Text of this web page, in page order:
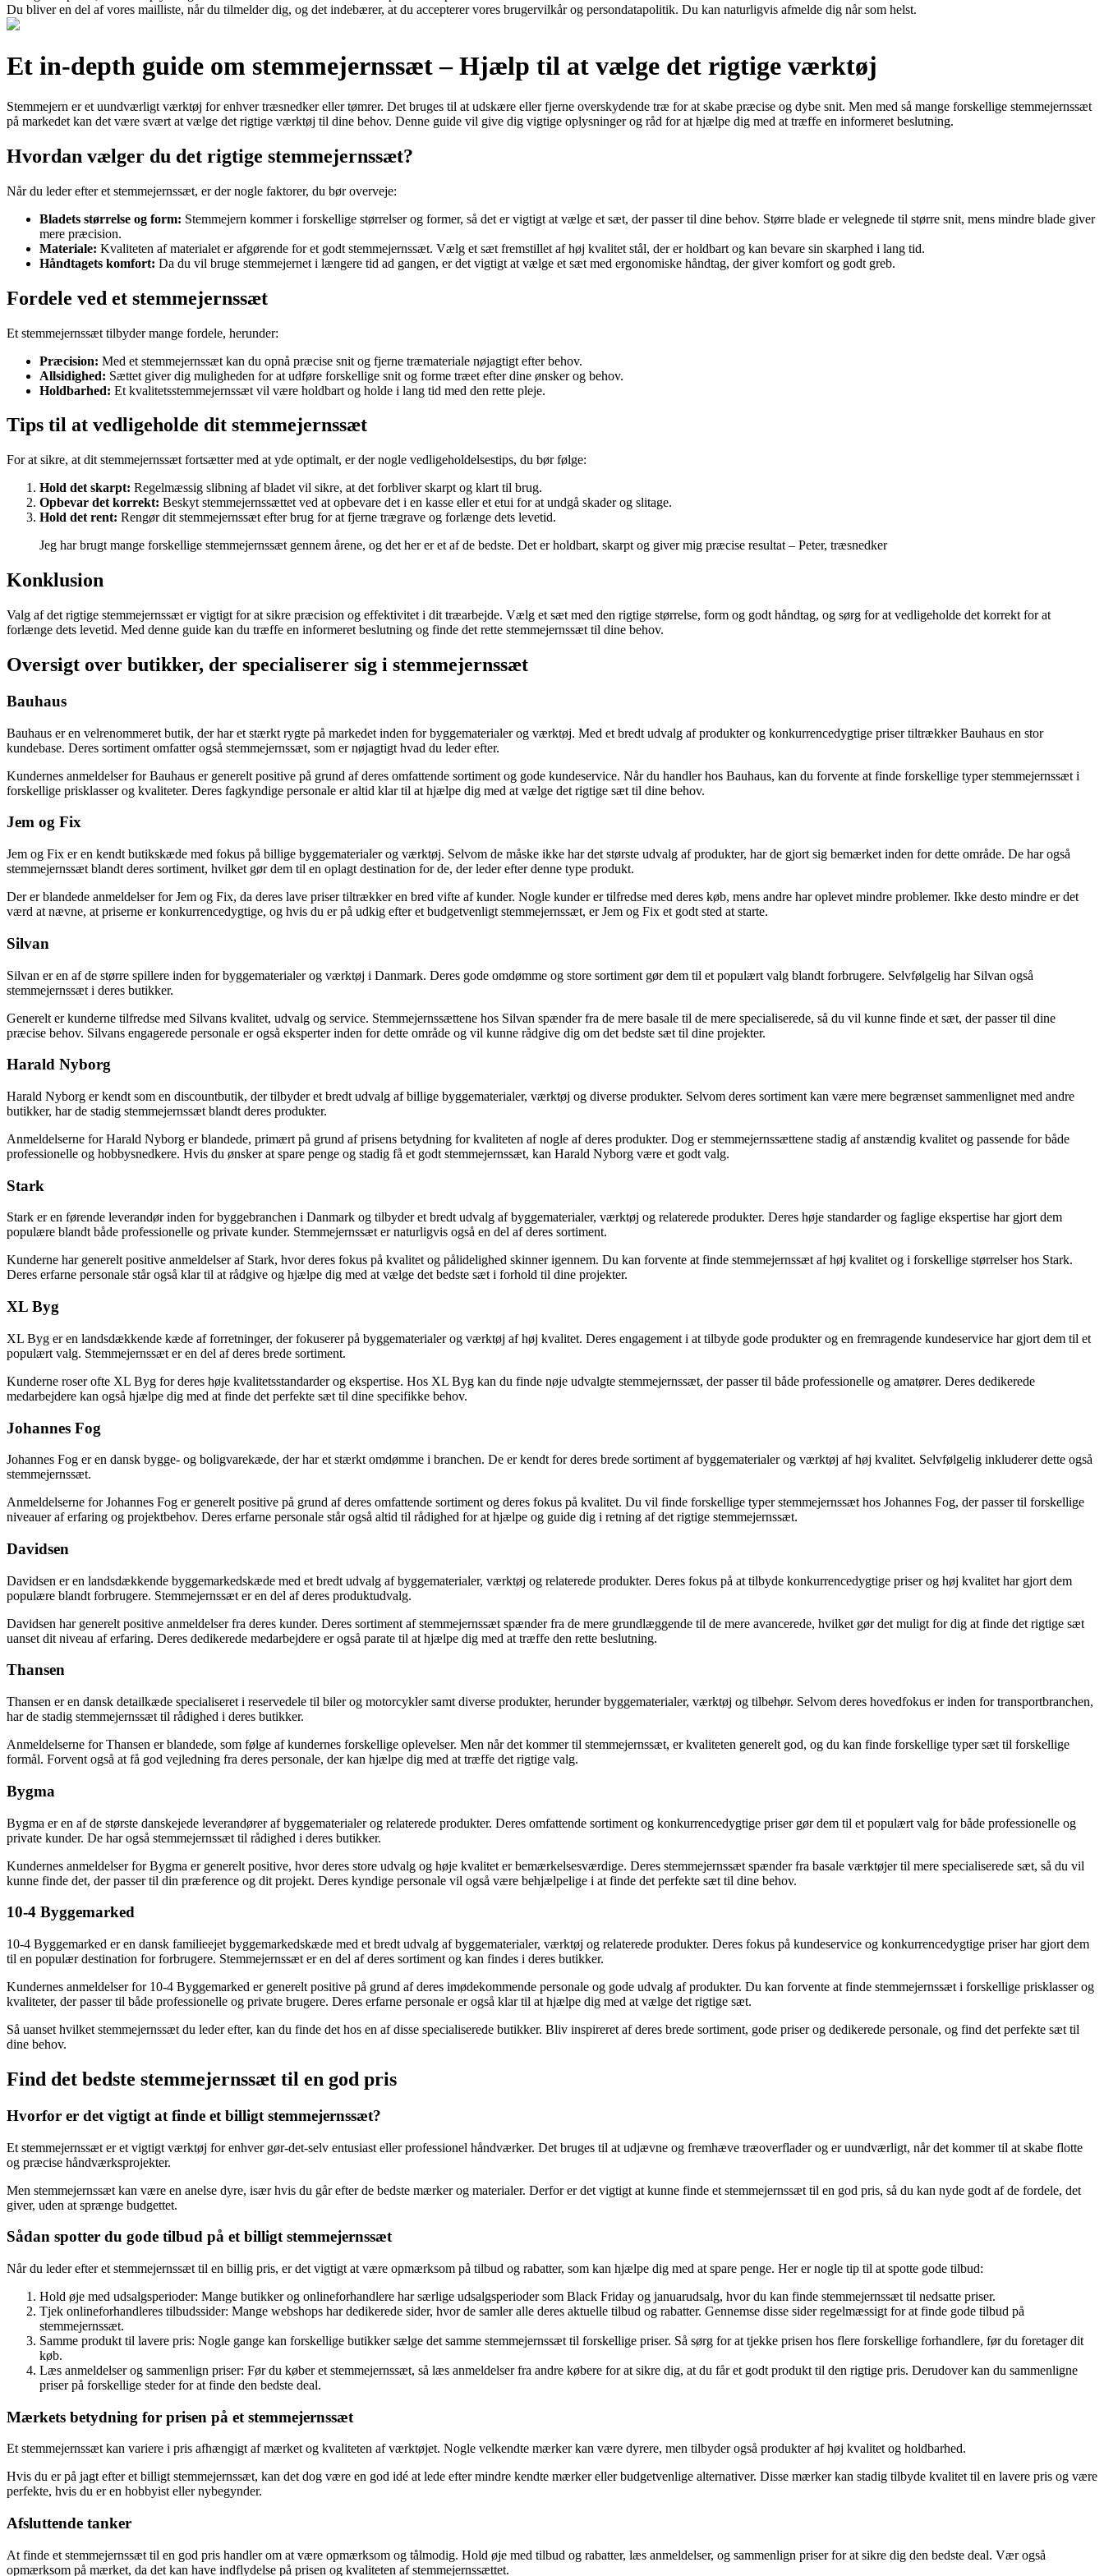
Du bliver en del af vores mailliste, når du tilmelder dig, og det indebærer, at du accepterer vores brugervilkår og persondatapolitik. Du kan naturligvis afmelde dig når som helst.
Et in-depth guide om stemmejernssæt – Hjælp til at vælge det rigtige værktøj
Stemmejern er et uundværligt værktøj for enhver træsnedker eller tømrer. Det bruges til at udskære eller fjerne overskydende træ for at skabe præcise og dybe snit. Men med så mange forskellige stemmejernssæt
på markedet kan det være svært at vælge det rigtige værktøj til dine behov. Denne guide vil give dig vigtige oplysninger og råd for at hjælpe dig med at træffe en informeret beslutning.
Hvordan vælger du det rigtige stemmejernssæt?
Når du leder efter et stemmejernssæt, er der nogle faktorer, du bør overveje:
Bladets størrelse og form: Stemmejern kommer i forskellige størrelser og former, så det er vigtigt at vælge et sæt, der passer til dine behov. Større blade er velegnede til større snit, mens mindre blade giver
mere præcision.
Materiale: Kvaliteten af materialet er afgørende for et godt stemmejernssæt. Vælg et sæt fremstillet af høj kvalitet stål, der er holdbart og kan bevare sin skarphed i lang tid.
Håndtagets komfort: Da du vil bruge stemmejernet i længere tid ad gangen, er det vigtigt at vælge et sæt med ergonomiske håndtag, der giver komfort og godt greb.
Fordele ved et stemmejernssæt
Et stemmejernssæt tilbyder mange fordele, herunder:
Præcision: Med et stemmejernssæt kan du opnå præcise snit og fjerne træmateriale nøjagtigt efter behov.
Allsidighed: Sættet giver dig muligheden for at udføre forskellige snit og forme træet efter dine ønsker og behov.
Holdbarhed: Et kvalitetsstemmejernssæt vil være holdbart og holde i lang tid med den rette pleje.
Tips til at vedligeholde dit stemmejernssæt
For at sikre, at dit stemmejernssæt fortsætter med at yde optimalt, er der nogle vedligeholdelsestips, du bør følge:
Hold det skarpt: Regelmæssig slibning af bladet vil sikre, at det forbliver skarpt og klart til brug.
Opbevar det korrekt: Beskyt stemmejernssættet ved at opbevare det i en kasse eller et etui for at undgå skader og slitage.
Hold det rent: Rengør dit stemmejernssæt efter brug for at fjerne trægrave og forlænge dets levetid.
Jeg har brugt mange forskellige stemmejernssæt gennem årene, og det her er et af de bedste. Det er holdbart, skarpt og giver mig præcise resultat – Peter, træsnedker
Konklusion
Valg af det rigtige stemmejernssæt er vigtigt for at sikre præcision og effektivitet i dit træarbejde. Vælg et sæt med den rigtige størrelse, form og godt håndtag, og sørg for at vedligeholde det korrekt for at
forlænge dets levetid. Med denne guide kan du træffe en informeret beslutning og finde det rette stemmejernssæt til dine behov.
Oversigt over butikker, der specialiserer sig i stemmejernssæt
Bauhaus
Bauhaus er en velrenommeret butik, der har et stærkt rygte på markedet inden for byggematerialer og værktøj. Med et bredt udvalg af produkter og konkurrencedygtige priser tiltrækker Bauhaus en stor
kundebase. Deres sortiment omfatter også stemmejernssæt, som er nøjagtigt hvad du leder efter.
Kundernes anmeldelser for Bauhaus er generelt positive på grund af deres omfattende sortiment og gode kundeservice. Når du handler hos Bauhaus, kan du forvente at finde forskellige typer stemmejernssæt i
forskellige prisklasser og kvaliteter. Deres fagkyndige personale er altid klar til at hjælpe dig med at vælge det rigtige sæt til dine behov.
Jem og Fix
Jem og Fix er en kendt butikskæde med fokus på billige byggematerialer og værktøj. Selvom de måske ikke har det største udvalg af produkter, har de gjort sig bemærket inden for dette område. De har også
stemmejernssæt blandt deres sortiment, hvilket gør dem til en oplagt destination for de, der leder efter denne type produkt.
Der er blandede anmeldelser for Jem og Fix, da deres lave priser tiltrækker en bred vifte af kunder. Nogle kunder er tilfredse med deres køb, mens andre har oplevet mindre problemer. Ikke desto mindre er det
værd at nævne, at priserne er konkurrencedygtige, og hvis du er på udkig efter et budgetvenligt stemmejernssæt, er Jem og Fix et godt sted at starte.
Silvan
Silvan er en af de større spillere inden for byggematerialer og værktøj i Danmark. Deres gode omdømme og store sortiment gør dem til et populært valg blandt forbrugere. Selvfølgelig har Silvan også
stemmejernssæt i deres butikker.
Generelt er kunderne tilfredse med Silvans kvalitet, udvalg og service. Stemmejernssættene hos Silvan spænder fra de mere basale til de mere specialiserede, så du vil kunne finde et sæt, der passer til dine
præcise behov. Silvans engagerede personale er også eksperter inden for dette område og vil kunne rådgive dig om det bedste sæt til dine projekter.
Harald Nyborg
Harald Nyborg er kendt som en discountbutik, der tilbyder et bredt udvalg af billige byggematerialer, værktøj og diverse produkter. Selvom deres sortiment kan være mere begrænset sammenlignet med andre
butikker, har de stadig stemmejernssæt blandt deres produkter.
Anmeldelserne for Harald Nyborg er blandede, primært på grund af prisens betydning for kvaliteten af nogle af deres produkter. Dog er stemmejernssættene stadig af anstændig kvalitet og passende for både
professionelle og hobbysnedkere. Hvis du ønsker at spare penge og stadig få et godt stemmejernssæt, kan Harald Nyborg være et godt valg.
Stark
Stark er en førende leverandør inden for byggebranchen i Danmark og tilbyder et bredt udvalg af byggematerialer, værktøj og relaterede produkter. Deres høje standarder og faglige ekspertise har gjort dem
populære blandt både professionelle og private kunder. Stemmejernssæt er naturligvis også en del af deres sortiment.
Kunderne har generelt positive anmeldelser af Stark, hvor deres fokus på kvalitet og pålidelighed skinner igennem. Du kan forvente at finde stemmejernssæt af høj kvalitet og i forskellige størrelser hos Stark.
Deres erfarne personale står også klar til at rådgive og hjælpe dig med at vælge det bedste sæt i forhold til dine projekter.
XL Byg
XL Byg er en landsdækkende kæde af forretninger, der fokuserer på byggematerialer og værktøj af høj kvalitet. Deres engagement i at tilbyde gode produkter og en fremragende kundeservice har gjort dem til et
populært valg. Stemmejernssæt er en del af deres brede sortiment.
Kunderne roser ofte XL Byg for deres høje kvalitetsstandarder og ekspertise. Hos XL Byg kan du finde nøje udvalgte stemmejernssæt, der passer til både professionelle og amatører. Deres dedikerede
medarbejdere kan også hjælpe dig med at finde det perfekte sæt til dine specifikke behov.
Johannes Fog
Johannes Fog er en dansk bygge- og boligvarekæde, der har et stærkt omdømme i branchen. De er kendt for deres brede sortiment af byggematerialer og værktøj af høj kvalitet. Selvfølgelig inkluderer dette også
stemmejernssæt.
Anmeldelserne for Johannes Fog er generelt positive på grund af deres omfattende sortiment og deres fokus på kvalitet. Du vil finde forskellige typer stemmejernssæt hos Johannes Fog, der passer til forskellige
niveauer af erfaring og projektbehov. Deres erfarne personale står også altid til rådighed for at hjælpe og guide dig i retning af det rigtige stemmejernssæt.
Davidsen
Davidsen er en landsdækkende byggemarkedskæde med et bredt udvalg af byggematerialer, værktøj og relaterede produkter. Deres fokus på at tilbyde konkurrencedygtige priser og høj kvalitet har gjort dem
populære blandt forbrugere. Stemmejernssæt er en del af deres produktudvalg.
Davidsen har generelt positive anmeldelser fra deres kunder. Deres sortiment af stemmejernssæt spænder fra de mere grundlæggende til de mere avancerede, hvilket gør det muligt for dig at finde det rigtige sæt
uanset dit niveau af erfaring. Deres dedikerede medarbejdere er også parate til at hjælpe dig med at træffe den rette beslutning.
Thansen
Thansen er en dansk detailkæde specialiseret i reservedele til biler og motorcykler samt diverse produkter, herunder byggematerialer, værktøj og tilbehør. Selvom deres hovedfokus er inden for transportbranchen,
har de stadig stemmejernssæt til rådighed i deres butikker.
Anmeldelserne for Thansen er blandede, som følge af kundernes forskellige oplevelser. Men når det kommer til stemmejernssæt, er kvaliteten generelt god, og du kan finde forskellige typer sæt til forskellige
formål. Forvent også at få god vejledning fra deres personale, der kan hjælpe dig med at træffe det rigtige valg.
Bygma
Bygma er en af de største danskejede leverandører af byggematerialer og relaterede produkter. Deres omfattende sortiment og konkurrencedygtige priser gør dem til et populært valg for både professionelle og
private kunder. De har også stemmejernssæt til rådighed i deres butikker.
Kundernes anmeldelser for Bygma er generelt positive, hvor deres store udvalg og høje kvalitet er bemærkelsesværdige. Deres stemmejernssæt spænder fra basale værktøjer til mere specialiserede sæt, så du vil
kunne finde det, der passer til din præference og dit projekt. Deres kyndige personale vil også være behjælpelige i at finde det perfekte sæt til dine behov.
10-4 Byggemarked
10-4 Byggemarked er en dansk familieejet byggemarkedskæde med et bredt udvalg af byggematerialer, værktøj og relaterede produkter. Deres fokus på kundeservice og konkurrencedygtige priser har gjort dem
til en populær destination for forbrugere. Stemmejernssæt er en del af deres sortiment og kan findes i deres butikker.
Kundernes anmeldelser for 10-4 Byggemarked er generelt positive på grund af deres imødekommende personale og gode udvalg af produkter. Du kan forvente at finde stemmejernssæt i forskellige prisklasser og
kvaliteter, der passer til både professionelle og private brugere. Deres erfarne personale er også klar til at hjælpe dig med at vælge det rigtige sæt.
Så uanset hvilket stemmejernssæt du leder efter, kan du finde det hos en af ​​disse specialiserede butikker. Bliv inspireret af deres brede sortiment, gode priser og dedikerede personale, og find det perfekte sæt til
dine behov.
Find det bedste stemmejernssæt til en god pris
Hvorfor er det vigtigt at finde et billigt stemmejernssæt?
Et stemmejernssæt er et vigtigt værktøj for enhver gør-det-selv entusiast eller professionel håndværker. Det bruges til at udjævne og fremhæve træoverflader og er uundværligt, når det kommer til at skabe flotte
og præcise håndværksprojekter.
Men stemmejernssæt kan være en anelse dyre, især hvis du går efter de bedste mærker og materialer. Derfor er det vigtigt at kunne finde et stemmejernssæt til en god pris, så du kan nyde godt af de fordele, det
giver, uden at sprænge budgettet.
Sådan spotter du gode tilbud på et billigt stemmejernssæt
Når du leder efter et stemmejernssæt til en billig pris, er det vigtigt at være opmærksom på tilbud og rabatter, som kan hjælpe dig med at spare penge. Her er nogle tip til at spotte gode tilbud:
Hold øje med udsalgsperioder: Mange butikker og onlineforhandlere har særlige udsalgsperioder som Black Friday og januarudsalg, hvor du kan finde stemmejernssæt til nedsatte priser.
Tjek onlineforhandleres tilbudssider: Mange webshops har dedikerede sider, hvor de samler alle deres aktuelle tilbud og rabatter. Gennemse disse sider regelmæssigt for at finde gode tilbud på
stemmejernssæt.
Samme produkt til lavere pris: Nogle gange kan forskellige butikker sælge det samme stemmejernssæt til forskellige priser. Så sørg for at tjekke prisen hos flere forskellige forhandlere, før du foretager dit
køb.
Læs anmeldelser og sammenlign priser: Før du køber et stemmejernssæt, så læs anmeldelser fra andre købere for at sikre dig, at du får et godt produkt til den rigtige pris. Derudover kan du sammenligne
priser på forskellige steder for at finde den bedste deal.
Mærkets betydning for prisen på et stemmejernssæt
Et stemmejernssæt kan variere i pris afhængigt af mærket og kvaliteten af værktøjet. Nogle velkendte mærker kan være dyrere, men tilbyder også produkter af høj kvalitet og holdbarhed.
Hvis du er på jagt efter et billigt stemmejernssæt, kan det dog være en god idé at lede efter mindre kendte mærker eller budgetvenlige alternativer. Disse mærker kan stadig tilbyde kvalitet til en lavere pris og være
perfekte, hvis du er en hobbyist eller nybegynder.
Afsluttende tanker
At finde et stemmejernssæt til en god pris handler om at være opmærksom og tålmodig. Hold øje med tilbud og rabatter, læs anmeldelser, og sammenlign priser for at sikre dig den bedste deal. Vær også
opmærksom på mærket, da det kan have indflydelse på prisen og kvaliteten af stemmejernssættet.